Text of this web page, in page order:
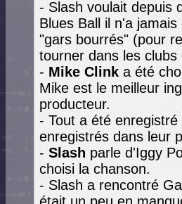
- Slash voulait depuis
Blues Ball il n'a
"gars bourrés" (pour
tourner dans les clubs
- Mike Clink a été
Mike est le meilleur
producteur.
- Tout a été
enregistrés dans leur
- Slash parle d'Iggy
choisi la chanson.
- Slash a rencontré